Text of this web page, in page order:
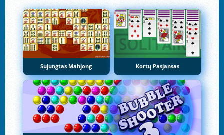
Sujungtas Mahjong Kortų Pasjansas